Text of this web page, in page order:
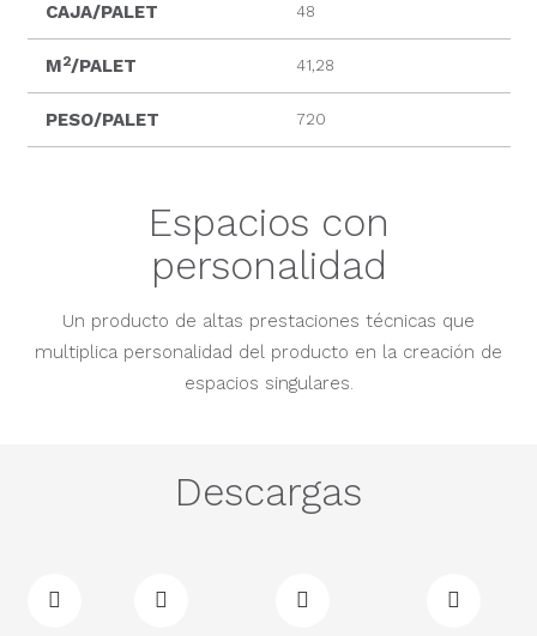
CAJA/PALET 48
M2/PALET 41,28
PESO/PALET 720
Espacios con
personalidad
Un producto de altas prestaciones técnicas que
multiplica personalidad del producto en la creación de
espacios singulares.
Descargas